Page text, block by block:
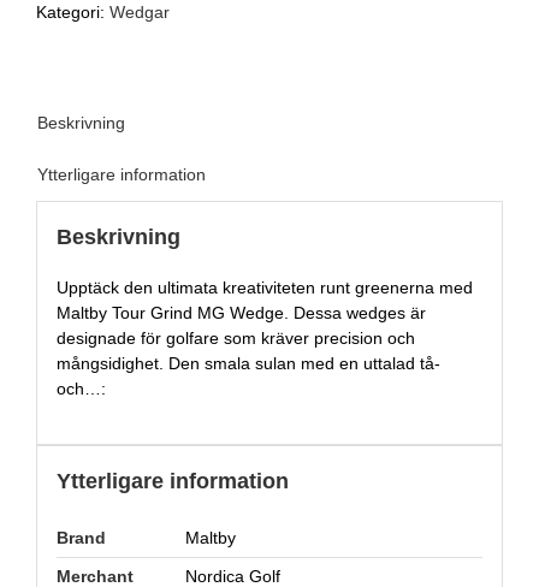
Kategori: Wedgar
Beskrivning
Ytterligare information
Beskrivning
Upptäck den ultimata kreativiteten runt greenerna med
Maltby Tour Grind MG Wedge. Dessa wedges är
designade för golfare som kräver precision och
mångsidighet. Den smala sulan med en uttalad tå-
och…:
Ytterligare information
Brand
Maltby
Merchant
Nordica Golf